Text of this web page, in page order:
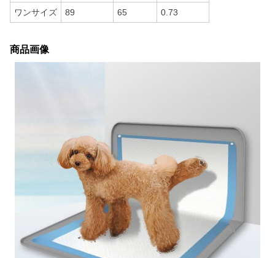
ワンサイズ 89 65 0.73
商品画像